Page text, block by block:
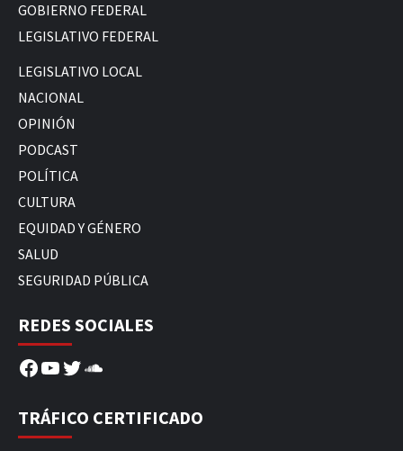
GOBIERNO FEDERAL
LEGISLATIVO FEDERAL
LEGISLATIVO LOCAL
NACIONAL
OPINIÓN
PODCAST
POLÍTICA
CULTURA
EQUIDAD Y GÉNERO
SALUD
SEGURIDAD PÚBLICA
REDES SOCIALES
Facebook
YouTube
Twitter
SoundCloud
TRÁFICO CERTIFICADO